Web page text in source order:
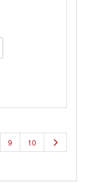
9 10